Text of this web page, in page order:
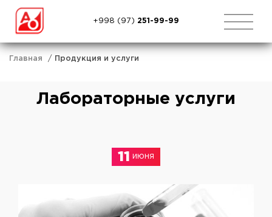
+998 (97) 251-99-99
Главная Продукция и услуги
Лабораторные услуги
11 июня